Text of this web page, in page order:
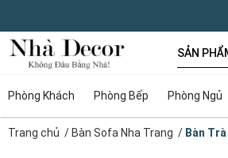
SẢN
Phòng Khách Phòng Bếp Phòng Ngủ
Trang chủ / Bàn Sofa Nha Trang / Bàn